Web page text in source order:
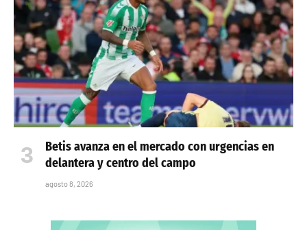
Betis avanza en el mercado con urgencias en
delantera y centro del campo
agosto 8, 2026